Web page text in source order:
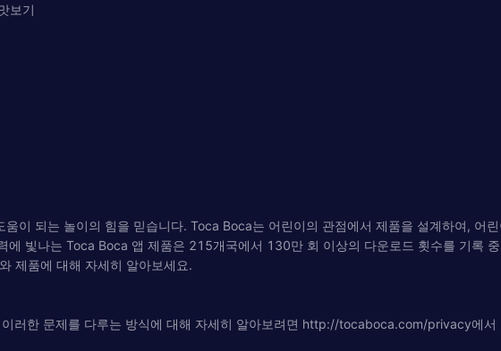
보기
이 되는 놀이의 힘을 믿습니다. Toca Boca는 어린이의 관점에서 제품을 설계하여, 어
빛나는 Toca Boca 앱 제품은 215개국에서 130만 회 이상의 다운로드 횟수를 기록
제품에 대해 자세히 알아보세요.
러한 문제를 다루는 방식에 대해 자세히 알아보려면 http://tocaboca.com/privacy에서